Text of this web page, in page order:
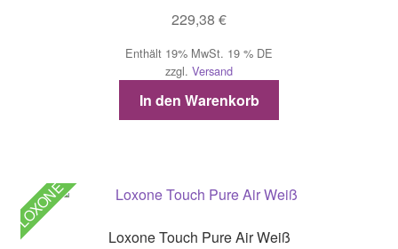
229,38 €
Enthält 19% MwSt. 19 % DE
zzgl. Versand
In den Warenkorb
LOXONE
Loxone Touch Pure Air Weiß